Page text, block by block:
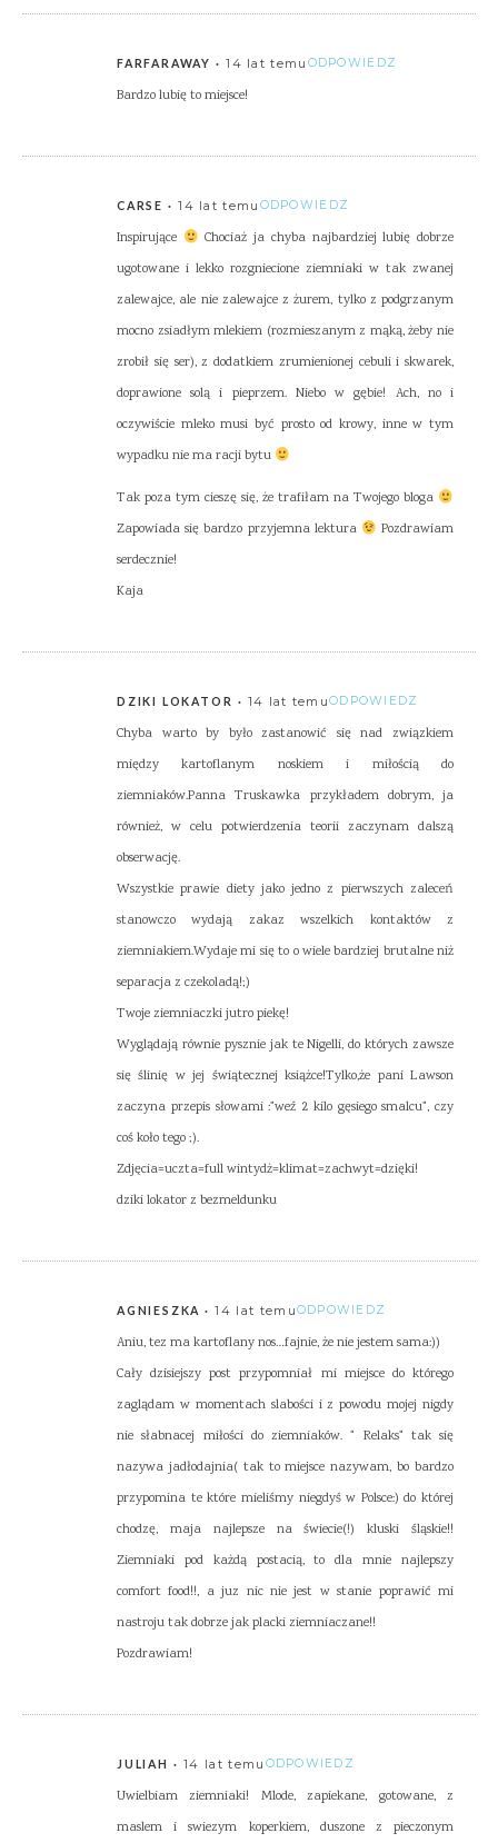
FARFARAWAY 14 lat temu ODPOWIEDZ
Bardzo lubię to miejsce!
CARSE 14 lat temu ODPOWIEDZ
Inspirujące
Chociaż ja chyba najbardziej lubię dobrze
ugotowane i lekko rozgniecione ziemniaki w tak zwanej
zalewajce, ale nie zalewajce z żurem, tylko z podgrzanym
mocno zsiadłym mlekiem (rozmieszanym z mąką, żeby nie
zrobił się ser), z dodatkiem zrumienionej cebuli i skwarek,
doprawione solą i pieprzem. Niebo w gębie! Ach, no i
oczywiście mleko musi być prosto od krowy, inne w tym
wypadku nie ma racji bytu
Tak poza tym cieszę się, że trafiłam na Twojego bloga
Zapowiada się bardzo przyjemna lektura
Pozdrawiam
serdecznie!
Kaja
DZIKI LOKATOR 14 lat temuODPOWIEDZ
Chyba warto by było zastanowić się nad związkiem
między kartoflanym noskiem i miłością do
ziemniaków.Panna Truskawka przykładem dobrym, ja
również, w celu potwierdzenia teorii zaczynam dalszą
obserwację.
Wszystkie prawie diety jako jedno z pierwszych zaleceń
stanowczo wydają zakaz wszelkich kontaktów z
ziemniakiem.Wydaje mi się to o wiele bardziej brutalne niż
separacja z czekoladą!;)
Twoje ziemniaczki jutro piekę!
Wyglądają równie pysznie jak te Nigelli, do których zawsze
się ślinię w jej świątecznej książce!Tylko,że pani Lawson
zaczyna przepis słowami :"weź 2 kilo gęsiego smalcu", czy
coś koło tego ;).
Zdjęcia=uczta=full wintydż=klimat=zachwyt=dzięki!
dziki lokator z bezmeldunku
AGNIESZKA 14 lat temuODPOWIEDZ
Aniu, tez ma kartoflany nos…fajnie, że nie jestem sama:))
Cały dzisiejszy post przypomniał mi miejsce do którego
zaglądam w momentach slabości i z powodu mojej nigdy
nie słabnacej miłości do ziemniaków. " Relaks" tak się
nazywa jadłodajnia( tak to miejsce nazywam, bo bardzo
przypomina te które mieliśmy niegdyś w Polsce:) do której
chodzę, maja najlepsze na świecie(!) kluski śląskie!!
Ziemniaki pod każdą postacią, to dla mnie najlepszy
comfort food!!, a juz nic nie jest w stanie poprawić mi
nastroju tak dobrze jak placki ziemniaczane!!
Pozdrawiam!
JULIAH 14 lat temu ODPOWIEDZ
Uwielbiam ziemniaki! Mlode, zapiekane, gotowane, z
maslem i swiezym koperkiem, duszone z pieczonym